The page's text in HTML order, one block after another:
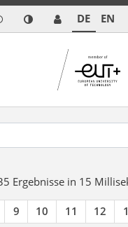
DE EN
Ergebnisse in 15
9 10 11 12